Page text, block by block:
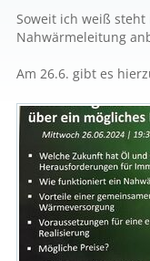
Soweit ich weiß
Nahwärmeleitung
Am 26.6. gibt es